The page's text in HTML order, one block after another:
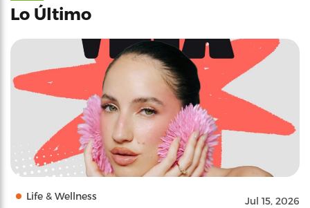
Lo Último
Life & Wellness Jul 15, 2026